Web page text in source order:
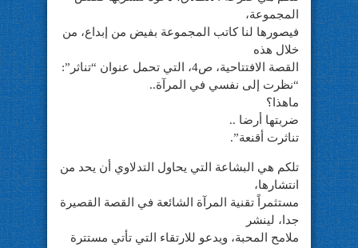
المجموعة،
فيصورها لنا كاتب المجموعة بفيض من إبداع، من
خلال هذه
القصة الافتتاحية، ص4، التي تحمل عنوان “تناثر”:
“نظرت إلى نفسي في المرآة..
ماهذا؟
ضربتها أرضا ..
تناثرت أقنعة”.
تلكم هي البشاعة التي يحاول التدلاوي أن يحد من
انتشارها،
مستثمراً تقنية المرآة الشائعة في القصة القصيرة
جدا، لينشر
ملامح المحبة، ويدعو للارتقاء التي تأتي مستترة